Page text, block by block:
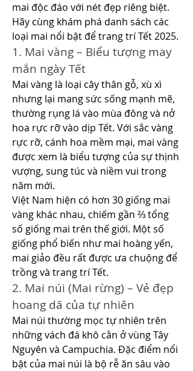
mai độc đáo với nét đẹp riêng biệt.
Hãy cùng khám phá danh sách các
loại mai nổi bật để trang trí Tết 2025.
1. Mai vàng – Biểu tượng may
mắn ngày Tết
Mai vàng là loại cây thân gỗ, xù xì
nhưng lại mang sức sống mạnh mẽ,
thường rụng lá vào mùa đông và nở
hoa rực rỡ vào dịp Tết. Với sắc vàng
rực rỡ, cánh hoa mềm mại, mai vàng
được xem là biểu tượng của sự thịnh
vượng, sung túc và niềm vui trong
năm mới.
Việt Nam hiện có hơn 30 giống mai
vàng khác nhau, chiếm gần ⅔ tổng
số giống mai trên thế giới. Một số
giống phổ biến như mai hoàng yến,
mai giảo đều rất được ưa chuộng để
trồng và trang trí Tết.
2. Mai núi (Mai rừng) – Vẻ đẹp
hoang dã của tự nhiên
Mai núi thường mọc tự nhiên trên
những vách đá khô cằn ở vùng Tây
Nguyên và Campuchia. Đặc điểm nổi
bật của mai núi là bộ rễ ăn sâu vào